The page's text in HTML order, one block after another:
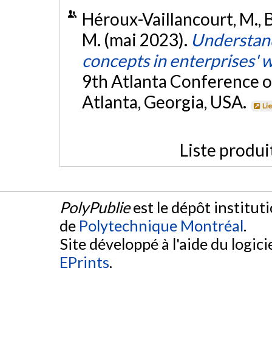
Héroux-Vaillancourt, M.,
M. (mai 2023).
concepts in enterprises'
9th Atlanta Conference
Atlanta, Georgia, USA.
Liste
PolyPublieest le dépôt
de Polytechnique Montréal.
Site développé à l'aide du
EPrints.